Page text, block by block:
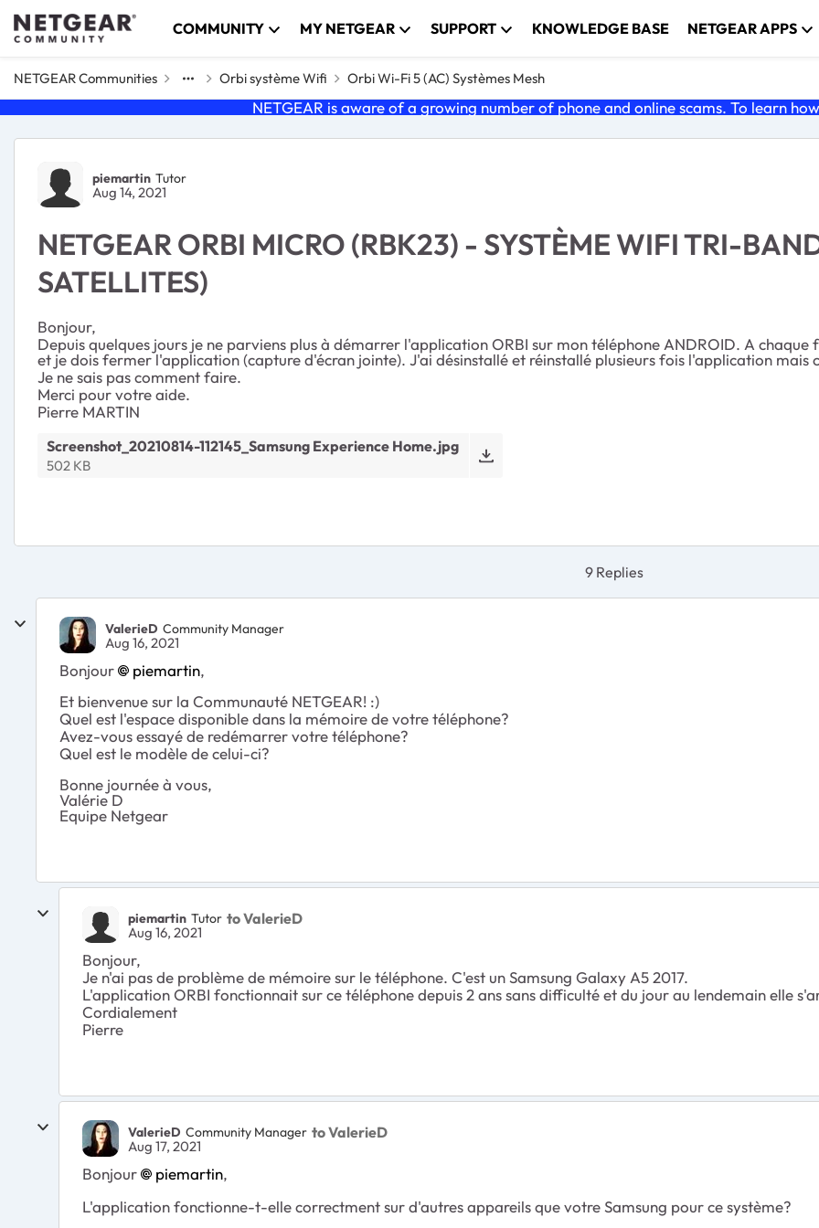
Skip to content COMMUNITY MY NETGEAR SUPPORT KNOWLEDGE BASE NETGEAR APPS
NETGEAR Communities Orbi système Wifi Orbi Wi-Fi 5 (AC) Systèmes Mesh
NETGEAR is aware of a growing number of phone and online scams. To learn
Forum Discussion
piemartin Tutor
Aug 14, 2021
NETGEAR ORBI MICRO (RBK23) - SYSTÈME WIFI TRI-
SATELLITES)
Bonjour,
Depuis quelques jours je ne parviens plus à démarrer l'application ORBI sur mon téléphone ANDROID. A
et je dois fermer l'application (capture d'écran jointe). J'ai désinstallé et réinstallé plusieurs fois l'application mais
Je ne sais pas comment faire.
Merci pour votre aide.
Pierre MARTIN
Screenshot_20210814-112145_Samsung Experience Home.jpg
502 KB
9 Replies
ValerieD Community Manager
Aug 16, 2021
Bonjour piemartin,
Et bienvenue sur la Communauté NETGEAR! :)
Quel est l'espace disponible dans la mémoire de votre téléphone?
Avez-vous essayé de redémarrer votre téléphone?
Quel est le modèle de celui-ci?
Bonne journée à vous,
Valérie D
Equipe Netgear
piemartin Tutor to ValerieD
Aug 16, 2021
Bonjour,
Je n'ai pas de problème de mémoire sur le téléphone. C'est un Samsung Galaxy A5 2017.
L'application ORBI fonctionnait sur ce téléphone depuis 2 ans sans difficulté et du jour au lendemain elle
Cordialement
Pierre
ValerieD Community Manager to ValerieD
Aug 17, 2021
Bonjour piemartin,
L'application fonctionne-t-elle correctment sur d'autres appareils que votre Samsung pour ce système?